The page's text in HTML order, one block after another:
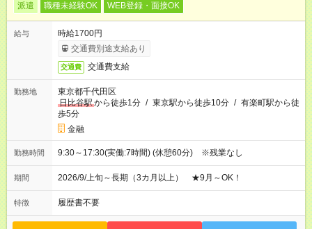
派遣 職種未経験OK WEB登録・面接OK
給与
時給1700円
交通費別途支給あり
交通費 交通費支給
勤務地
東京都千代田区
日比谷駅から徒歩1分 / 東京駅から徒歩10分 / 有楽町駅から徒
歩5分
金融
勤務時間 9:30～17:30(実働:7時間) (休憩60分) ※残業なし
期間 2026/9/上旬～長期（3カ月以上） ★9月～OK！
特徴 履歴書不要